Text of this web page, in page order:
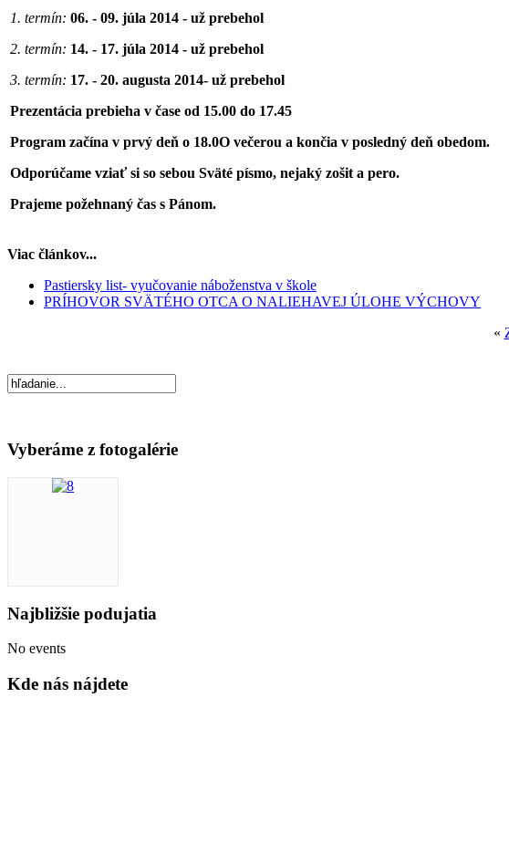
1. termín: 06. - 09. júla 2014 - už prebehol
2. termín: 14. - 17. júla 2014 - už prebehol
3. termín: 17. - 20. augusta 2014- už prebehol
Prezentácia prebieha v čase od 15.00 do 17.45
Program začína v prvý deň o 18.0O večerou a končia v posledný deň obedom.
Odporúčame vziať si so sebou Sväté písmo, nejaký zošit a pero.
Prajeme požehnaný čas s Pánom.
Viac článkov...
Pastiersky list- vyučovanie náboženstva v škole
PRÍHOVOR SVÄTÉHO OTCA O NALIEHAVEJ ÚLOHE VÝCHOVY
«
Vyberáme z fotogalérie
Najbližšie podujatia
No events
Kde nás nájdete